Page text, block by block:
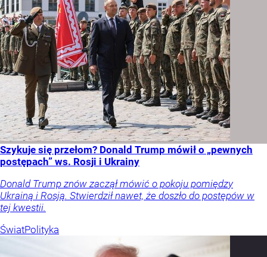
Szykuje się przełom? Donald Trump mówił o „pewnych
postępach” ws. Rosji i Ukrainy
Donald Trump znów zaczął mówić o pokoju pomiędzy
Ukrainą i Rosją. Stwierdził nawet, że doszło do postępów w
tej kwestii.
ŚwiatPolityka